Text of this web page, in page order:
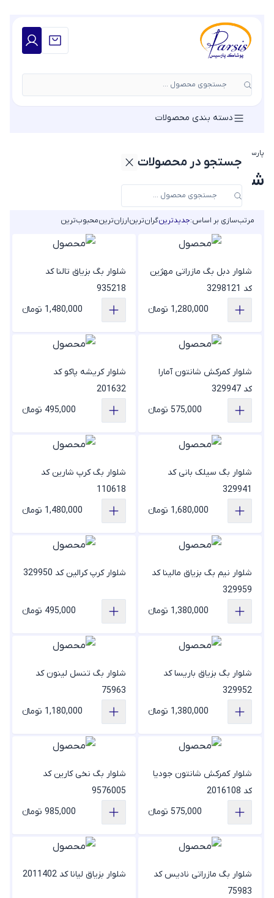
جستجوی محصول ...
جستجو در محصولات
دسته بندی محصولات
پارسیس مد
شلوار کمر کش زنانه
مرتب‌سازی بر اساس:جدیدترینگران‌ترینارزان‌ترینمحبوب‌ترین
شلوار دبل بگ مازراتی مهژین
کد 3298121
1,280,000 تومانء
شلوار بگ بزیاق تالنا کد
935218
1,480,000 تومانء
شلوار کمرکش شانتون آمارا
کد 329947
575,000 تومانء
شلوار کریشه پاکو کد
201632
495,000 تومانء
شلوار بگ سیلک بانی کد
329941
1,680,000 تومانء
شلوار بگ کرپ شارین کد
110618
1,480,000 تومانء
شلوار نیم بگ بزیاق مالینا کد
329959
1,380,000 تومانء
شلوار کرپ کرالین کد 329950
495,000 تومانء
شلوار بگ بزیاق باریسا کد
329952
1,380,000 تومانء
شلوار بگ تنسل لینون کد
75963
1,180,000 تومانء
شلوار کمرکش شانتون جودیا
کد 2016108
575,000 تومانء
شلوار بگ نخی کارین کد
9576005
985,000 تومانء
شلوار بگ مازراتی نادیس کد
75983
شلوار بزیاق لیانا کد 2011402